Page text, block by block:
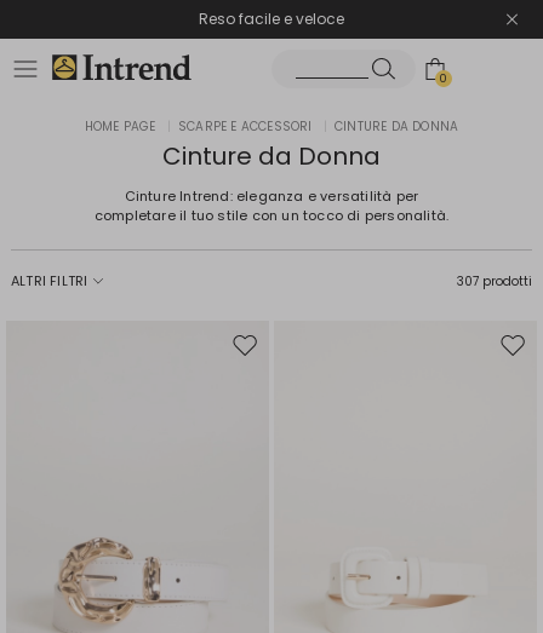
Spedizione gratuita
Reso facile e veloce
0
HOME PAGE SCARPE E ACCESSORI CINTURE DA DONNA
Cinture da Donna
Cinture Intrend: eleganza e versatilità per
completare il tuo stile con un tocco di personalità.
ALTRI FILTRI 307 prodotti
Sposta